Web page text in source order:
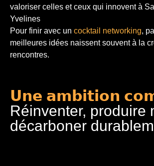
valoriser celles et ceux qui innovent à
Yvelines
Pour finir avec un cocktail networking,
meilleures idées naissent souvent à la
rencontres.
𝗨𝗻𝗲 𝗮𝗺𝗯𝗶𝘁𝗶𝗼𝗻
Réinventer, produire
décarboner